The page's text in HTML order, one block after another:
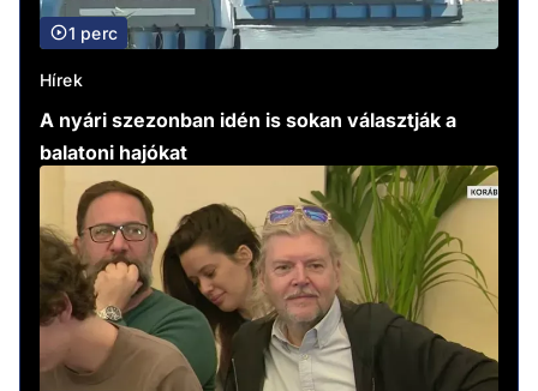
1 perc
Hírek
A nyári szezonban idén is sokan választják a
balatoni hajókat